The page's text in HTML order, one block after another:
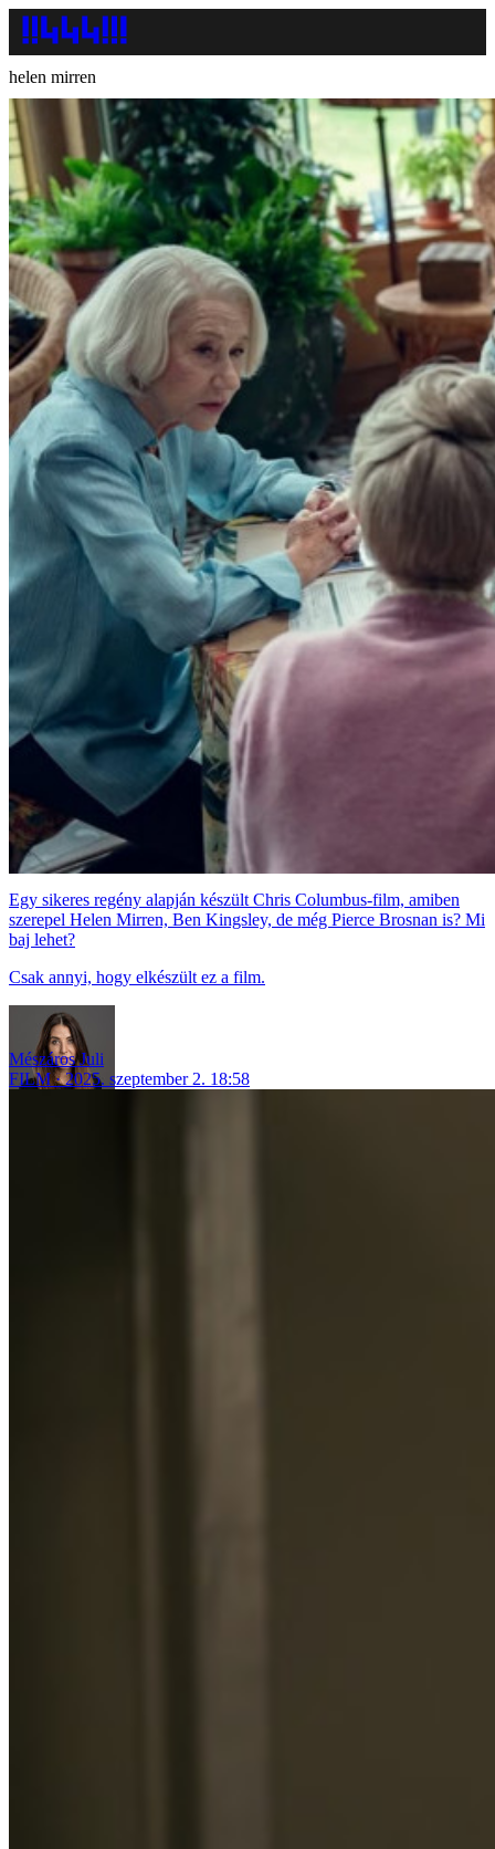
helen mirren
Egy sikeres regény alapján készült Chris Columbus-film, amiben
szerepel Helen Mirren, Ben Kingsley, de még Pierce Brosnan is? Mi
baj lehet?
Csak annyi, hogy elkészült ez a film.
Mészáros Juli
FILM
2025. szeptember 2. 18:58